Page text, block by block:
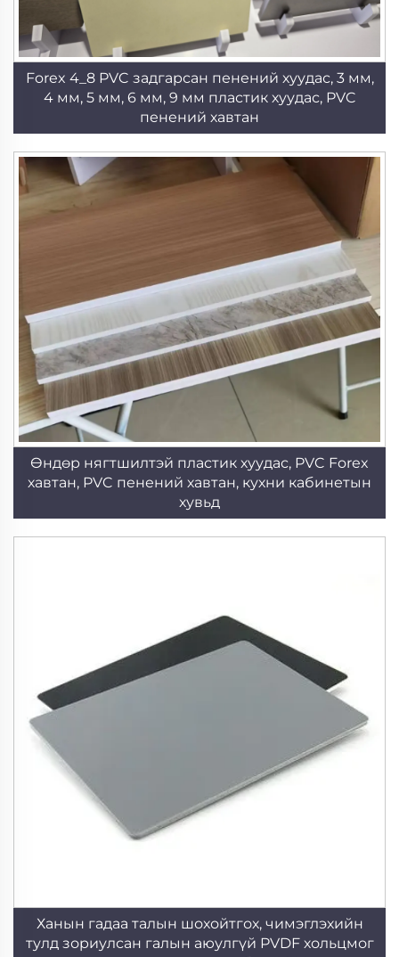
Forex 4_8 PVC задгарсан пенений хуудас, 3 мм,
4 мм, 5 мм, 6 мм, 9 мм пластик хуудас, PVC
пенений хавтан
Өндөр нягтшилтэй пластик хуудас, PVC Forex
хавтан, PVC пенений хавтан, кухни кабинетын
хувьд
Ханын гадаа талын шохойтгох, чимэглэхийн
тулд зориулсан галын аюулгүй PVDF хольцмог